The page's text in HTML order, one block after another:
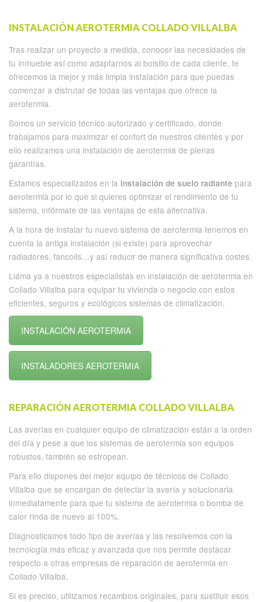
INSTALACIÓN AEROTERMIA COLLADO VILLALBA
Tras realizar un proyecto a medida, conocer las necesidades de
tu inmueble así como adaptarnos al bolsillo de cada cliente, te
ofrecemos la mejor y más limpia instalación para que puedas
comenzar a disfrutar de todas las ventajas que ofrece la
aerotermia.
Somos un servicio técnico autorizado y certificado, donde
trabajamos para maximizar el confort de nuestros clientes y por
ello realizamos una instalación de aerotermia de plenas
garantías.
Estamos especializados en la instalación de suelo radiante para
aerotermia por lo que si quieres optimizar el rendimiento de tu
sistema, infórmate de las ventajas de esta alternativa.
A la hora de instalar tu nuevo sistema de aerotermia tenemos en
cuenta la antiga instalación (si existe) para aprovechar
radiadores, fancoils…y así reducir de manera significativa costes.
Lláma ya a nuestros especialistas en instalación de aerotermia en
Collado Villalba para equipar tu vivienda o negocio con estos
eficientes, seguros y ecológicos sistemas de climatización.
INSTALACIÓN AEROTERMIA
INSTALADORES AEROTERMIA
REPARACIÓN AEROTERMIA COLLADO VILLALBA
Las averías en cualquier equipo de climatización están a la orden
del día y pese a que los sistemas de aerotermia son equipos
robustos, también se estropean.
Para ello dispones del mejor equipo de técnicos de Collado
Villalba que se encargan de detectar la avería y solucionarla
inmediatamente para que tu sistema de aerotermia o bomba de
calor rinda de nuevo al 100%.
Diagnosticamos todo tipo de averías y las resolvemos con la
tecnología más eficaz y avanzada que nos permite destacar
respecto a otras empresas de reparación de aerotermia en
Collado Villalba.
Si es preciso, utilizamos recambios originales, para sustituir esos